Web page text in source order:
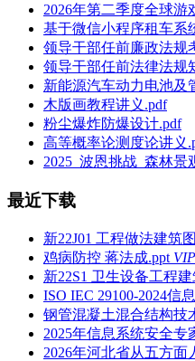
2026年第二季度全球游
基于微信小程序租车系
领导干部任前廉政法规
领导干部任前法律法规
新能源汽车动力电池及
木版画教程讲义.pdf
粉尘爆炸防爆设计.pdf
高等概率论测度论讲义
2025_波恩挑战_森林景
最近下载
新22J01 工程做法建筑
鸡病防控 蒋法成.ppt VIP
新22S1 卫生设备工程
ISO IEC 29100-2024信
钢管混凝土混合结构技
2025年信息系统安全
2026年河北省从五方